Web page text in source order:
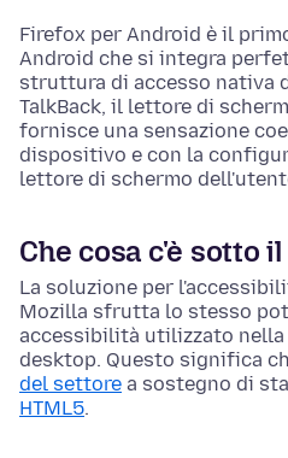
Firefox per Android è il
Android che si integra
struttura di accesso nativa
TalkBack, il lettore di
fornisce una sensazione
dispositivo e con la
lettore di schermo
Che cosa c'è sotto
La soluzione per
Mozilla sfrutta lo stesso
accessibilità utilizzato
desktop. Questo significa
del settore a sostegno di
HTML5.